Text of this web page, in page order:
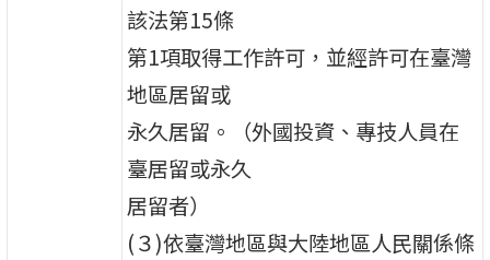
該法第15條
第1項取得工作許可，並經許可在臺灣
地區居留或
永久居留。（外國投資、專技人員在
臺居留或永久
居留者）
(３)依臺灣地區與大陸地區人民關係條